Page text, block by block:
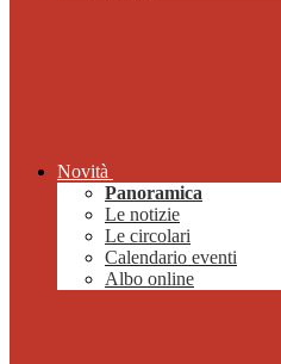
Novità
Panoramica
Le notizie
Le circolari
Calendario eventi
Albo online